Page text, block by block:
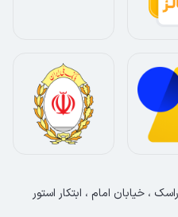
، خیابان امام ، ابتکار استور